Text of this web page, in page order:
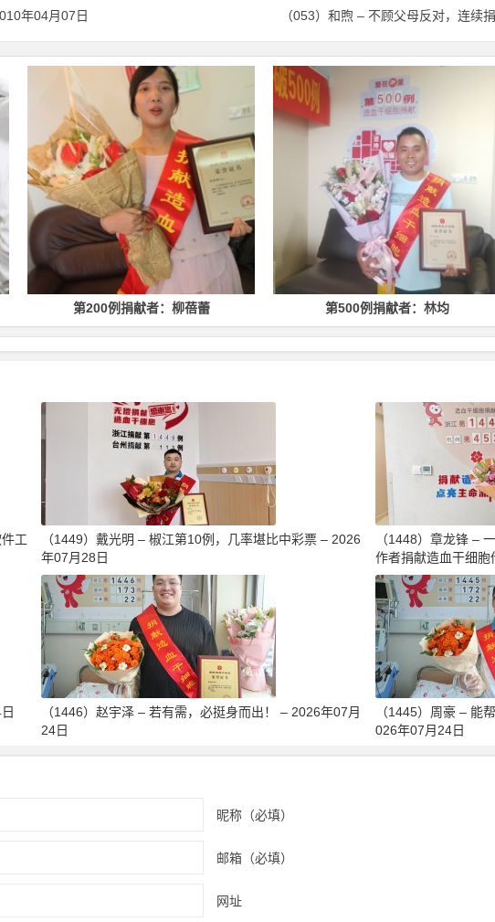
年04月07日 （053）和煦 – 不顾父母反对，连续
第200例捐献者：柳蓓蕾 第500例捐献者：林均
工
（1449）戴光明 – 椒江第10例，几率堪比中彩票 – 2026
年07月28日
（1448）章龙锋 –
作者捐献造血干细
（1446）赵宇泽 – 若有需，必挺身而出！ – 2026年07月
24日
（1445）周豪 – 能
026年07月24日
昵称（必填）
邮箱（必填）
网址